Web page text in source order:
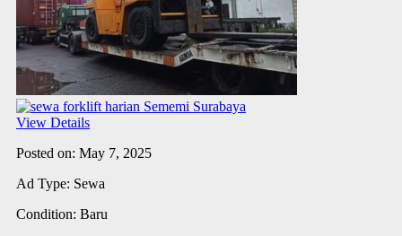
View Details
Posted on: May 7, 2025
Ad Type: Sewa
Condition: Baru